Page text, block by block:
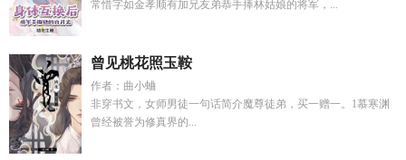
常惜字如金孝顺有加兄友弟恭手捧林姑娘的将军，...
曾见桃花照玉鞍
作者：曲小蛐
非穿书文，女师男徒一句话简介魔尊徒弟，买一赠一。1慕寒渊
曾经被誉为修真界的...